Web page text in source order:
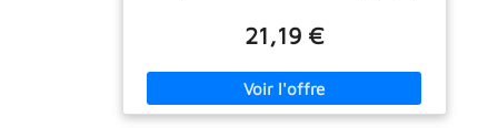
chien Odeurs pour chiens peuvent : vous
pouvez ajouter des boîtes supplémentaires
qui contient l’odeur désirée et ainsi accélérer
son processus d’entraînement Matériel de
21,19 €